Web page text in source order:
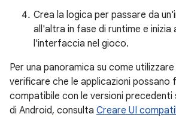
Crea la logica per passare da
all'altra in fase di runtime e inizia
l'interfaccia nel gioco.
Per una panoramica su come
verificare che le applicazioni possano
compatibile con le versioni precedenti
di Android, consulta Creare UI